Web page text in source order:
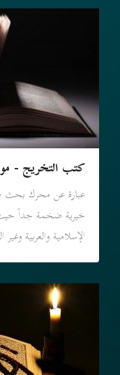
كتب التخريج -
عبارة عن محرك بحث
خيرية ضخمة جداً
الإسلامية والعربية